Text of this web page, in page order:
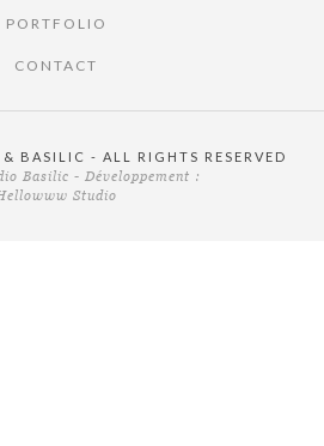
PORTFOLIO
CONTACT
BASILIC - ALL RIGHTS RESERVED
Basilic - Développement :
Studio